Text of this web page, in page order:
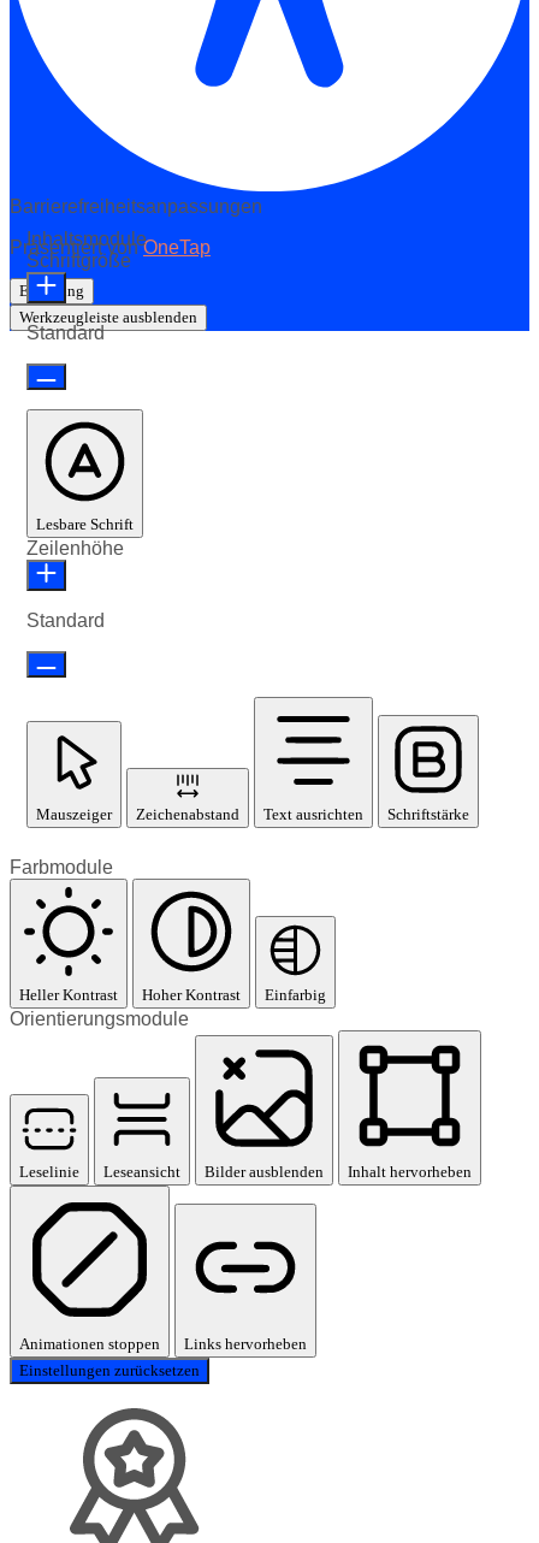
Barrierefreiheitsanpassungen
Präsentiert vonOneTap
Erklärung
Werkzeugleiste ausblenden
Inhaltsmodule
Schriftgröße
Standard
Lesbare Schrift
Zeilenhöhe
Standard
Mauszeiger Zeichenabstand Text ausrichten Schriftstärke
Farbmodule
Heller Kontrast Hoher Kontrast Einfarbig
Orientierungsmodule
Leselinie Leseansicht Bilder ausblenden Inhalt hervorheben
Animationen stoppen
Links hervorheben
Einstellungen zurücksetzen